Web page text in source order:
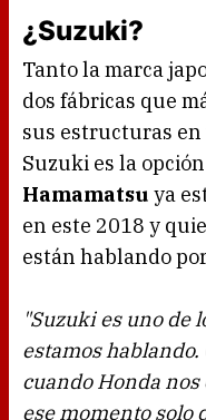
¿Suzuki?
Tanto la marca
dos fábricas que
sus estructuras
Suzuki es la
Hamamatsu ya
en este 2018 y
están hablando
"Suzuki es uno de
estamos hablando.
cuando Honda
ese momento